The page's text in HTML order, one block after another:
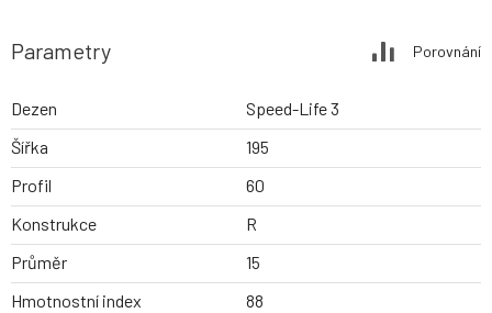
Parametry Porovnání
Dezen
Speed-Life 3
Šířka
195
Profil
60
Konstrukce
R
Průměr
15
Hmotnostní index
88